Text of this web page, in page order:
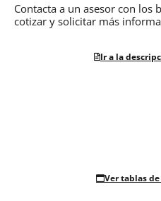
Contacta a un asesor con los
cotizar y solicitar más
Ir a la
Ver tablas